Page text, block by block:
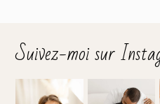
Suivez-moi sur